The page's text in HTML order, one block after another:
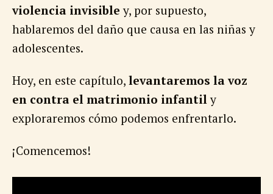
violencia invisible y, por supuesto,
hablaremos del daño que causa en las niñas y
adolescentes.
Hoy, en este capítulo, levantaremos la voz
en contra el matrimonio infantily
exploraremos cómo podemos enfrentarlo.
¡Comencemos!